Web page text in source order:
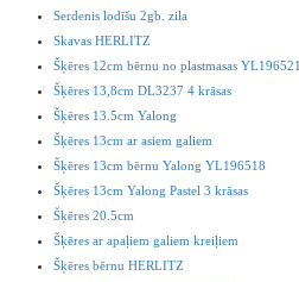
Serdenis lodīšu 2gb. zila
Skavas HERLITZ
Šķēres 12cm bērnu no plastmasas YL196521
Šķēres 13,8cm DL3237 4 krāsas
Šķēres 13.5cm Yalong
Šķēres 13cm ar asiem galiem
Šķēres 13cm bērnu Yalong YL196518
Šķēres 13cm Yalong Pastel 3 krāsas
Šķēres 20.5cm
Šķēres ar apaļiem galiem kreiļiem
Šķēres bērnu HERLITZ